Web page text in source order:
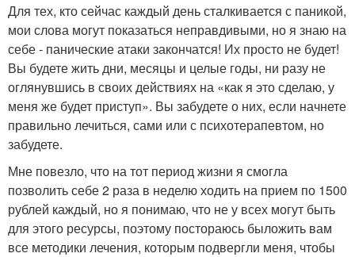
Для тех, кто сейчас каждый день сталкивается с паникой,
мои слова могут показаться неправдивыми, но я знаю на
себе - панические атаки закончатся! Их просто не будет!
Вы будете жить дни, месяцы и целые годы, ни разу не
оглянувшись в своих действиях на «как я это сделаю, у
меня же будет приступ». Вы забудете о них, если начнете
правильно лечиться, сами или с психотерапевтом, но
забудете.
Мне повезло, что на тот период жизни я смогла
позволить себе 2 раза в неделю ходить на прием по 1500
рублей каждый, но я понимаю, что не у всех могут быть
для этого ресурсы, поэтому постораюсь быложить вам
все методики лечения, которым подвергли меня, чтобы